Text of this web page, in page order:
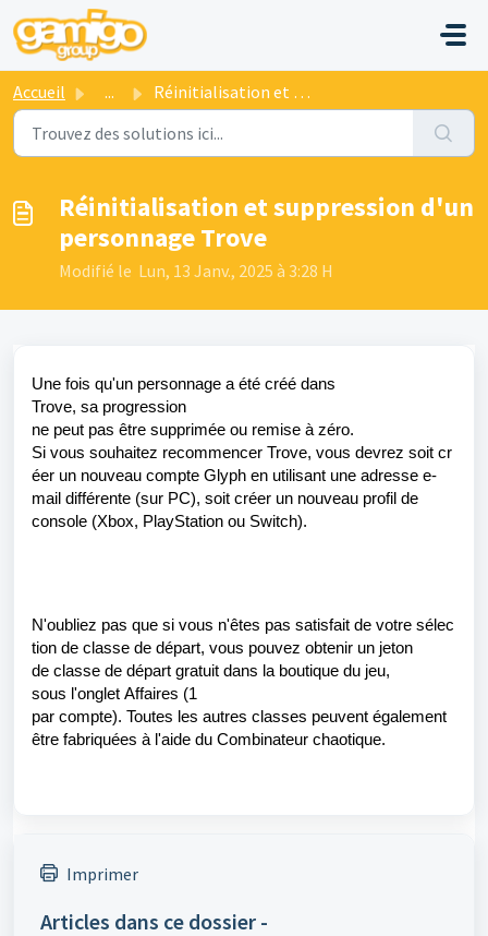
Passer au contenu principal
Accueil ... Réinitialisation et suppression d'un personnage Trove
Réinitialisation et suppression d'un
personnage Trove
Modifié le Lun, 13 Janv., 2025 à 3:28 H
Une fois qu'un personnage a été créé dans
Trove, sa progression
ne peut pas être supprimée ou remise à zéro.
Si vous souhaitez recommencer Trove, vous devrez soit cr
éer un nouveau compte Glyph en utilisant une adresse e-
mail différente (sur PC), soit créer un nouveau profil de
console (Xbox, PlayStation ou Switch).
N'oubliez pas que si vous n'êtes pas satisfait de votre sélec
tion de classe de départ, vous pouvez obtenir un jeton
de classe de départ gratuit dans la boutique du jeu,
sous l'onglet Affaires (1
par compte). Toutes les autres classes peuvent également
être fabriquées à l'aide du Combinateur chaotique.
Imprimer
Articles dans ce dossier -